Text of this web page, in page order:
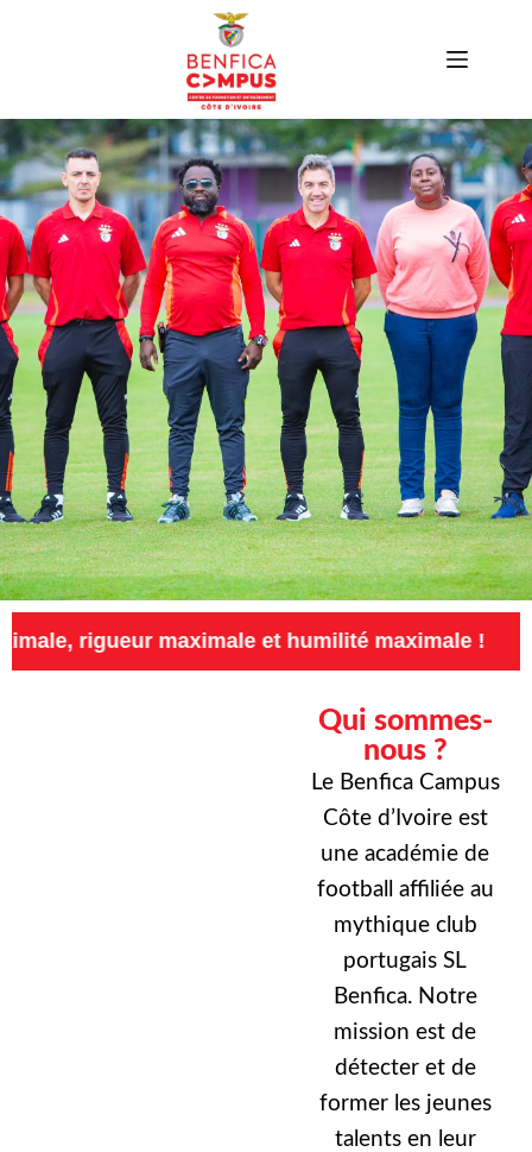
maximale et humilité maximale !
Qui sommes-
nous ?
Le Benfica Campus
Côte d’Ivoire est
une académie de
football affiliée au
mythique club
portugais SL
Benfica. Notre
mission est de
détecter et de
former les jeunes
talents en leur